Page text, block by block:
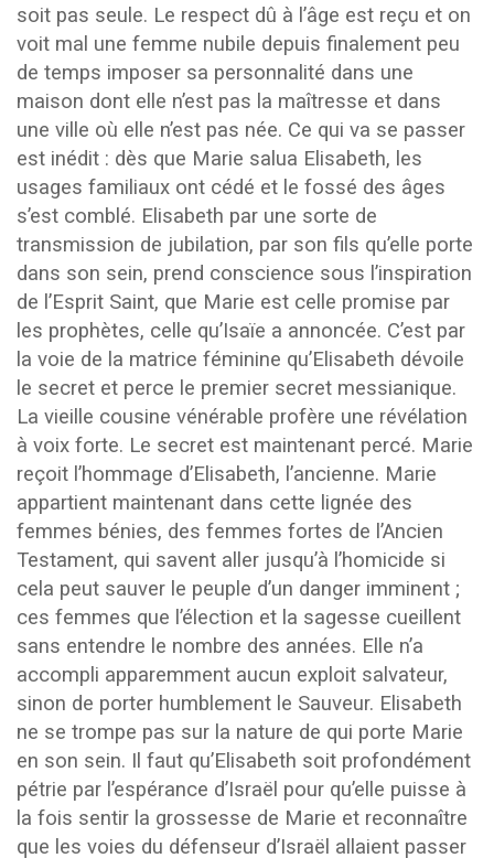
soit pas seule. Le respect dû à l’âge est reçu et on
voit mal une femme nubile depuis finalement peu
de temps imposer sa personnalité dans une
maison dont elle n’est pas la maîtresse et dans
une ville où elle n’est pas née. Ce qui va se passer
est inédit : dès que Marie salua Elisabeth, les
usages familiaux ont cédé et le fossé des âges
s’est comblé. Elisabeth par une sorte de
transmission de jubilation, par son fils qu’elle porte
dans son sein, prend conscience sous l’inspiration
de l’Esprit Saint, que Marie est celle promise par
les prophètes, celle qu’Isaïe a annoncée. C’est par
la voie de la matrice féminine qu’Elisabeth dévoile
le secret et perce le premier secret messianique.
La vieille cousine vénérable profère une révélation
à voix forte. Le secret est maintenant percé. Marie
reçoit l’hommage d’Elisabeth, l’ancienne. Marie
appartient maintenant dans cette lignée des
femmes bénies, des femmes fortes de l’Ancien
Testament, qui savent aller jusqu’à l’homicide si
cela peut sauver le peuple d’un danger imminent ;
ces femmes que l’élection et la sagesse cueillent
sans entendre le nombre des années. Elle n’a
accompli apparemment aucun exploit salvateur,
sinon de porter humblement le Sauveur. Elisabeth
ne se trompe pas sur la nature de qui porte Marie
en son sein. Il faut qu’Elisabeth soit profondément
pétrie par l’espérance d’Israël pour qu’elle puisse à
la fois sentir la grossesse de Marie et reconnaître
que les voies du défenseur d’Israël allaient passer